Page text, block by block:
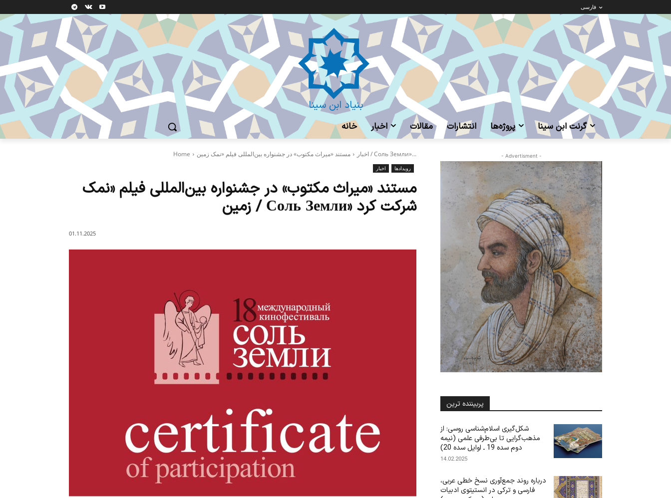
فارسی
بنیاد ابن سینا
خانه اخبار مقالات انتشارات پروژه‌ها گرنت ابن‌ سینا
Home اخبارمستند «میراث مکتوب» در جشنواره بین‌المللی فیلم «نمک زمین / Соль Земли»...
اخبار رویدادها
مستند «میراث مکتوب» در جشنواره بین‌المللی فیلم «نمک
زمین / Соль Земли» شرکت کرد
01.11.2025
- Advertisment -
پربیننده ترین
شکل‌گیری اسلام‌شناسی روسی: از
مذهب‌گرایی تا بی‌‌‌طرفی علمی (نیمه
دوم سده 19 ـ اوایل سده 20)
14.02.2025
درباره‌ روند جمع‌آوری نسخ خطی عربی،
فارسی و ترکی در انستیتوی ادبیات